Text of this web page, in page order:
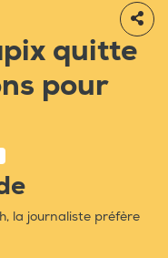
quitte
pour
la journaliste préfère